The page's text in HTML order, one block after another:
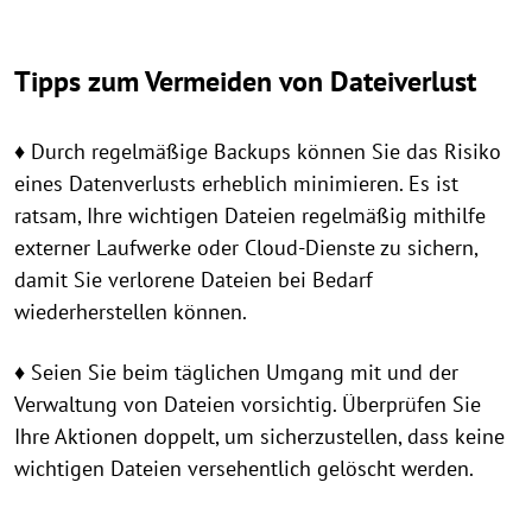
Tipps zum Vermeiden von Dateiverlust
♦ Durch regelmäßige Backups können Sie das Risiko
eines Datenverlusts erheblich minimieren. Es ist
ratsam, Ihre wichtigen Dateien regelmäßig mithilfe
externer Laufwerke oder Cloud-Dienste zu sichern,
damit Sie verlorene Dateien bei Bedarf
wiederherstellen können.
♦ Seien Sie beim täglichen Umgang mit und der
Verwaltung von Dateien vorsichtig. Überprüfen Sie
Ihre Aktionen doppelt, um sicherzustellen, dass keine
wichtigen Dateien versehentlich gelöscht werden.